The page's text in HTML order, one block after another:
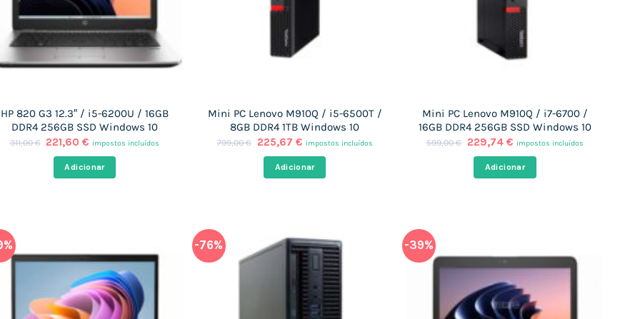
HP 820 G3 12.3″ / i5-6200U / 16GB
DDR4 256GB SSD Windows 10
311,00€ O
original
era:
221,60€ O
preço
atual
é:
impostos incluídos
Adicionar
Mini PC Lenovo M910Q / i5-6500T /
8GB DDR4 1TB Windows 10
799,00€
O
original
era:
225,67 €O
preço
atual
é:
impostos incluídos
Adicionar
Mini PC Lenovo M910Q / i7-6700 /
16GB DDR4 256GB SSD Windows 10
599,00€
O
original
era:
229,74 €O
preço
atual
é:
impostos incluídos
Adicionar
-76% -39%